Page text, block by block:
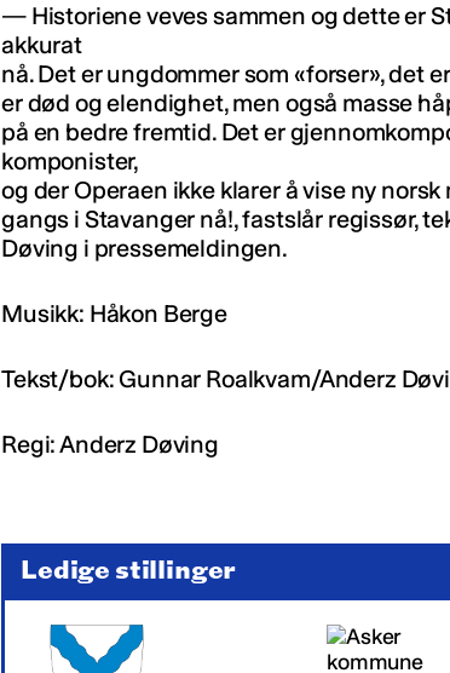
— Historiene veves sammen og dette er
akkurat
nå. Det er ungdommer som «forser», det
er død og elendighet, men også masse
på en bedre fremtid. Det er
komponister,
og der Operaen ikke klarer å vise ny
gangs i Stavanger nå!, fastslår regissør,
Døving i pressemeldingen.
Musikk: Håkon Berge
Tekst/bok: Gunnar Roalkvam/Anderz
Regi: Anderz Døving
Ledige stillinger